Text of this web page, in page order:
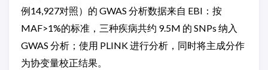
例14,927对照）的 GWAS 分析数据来自 EBI：按
MAF>1%的标准，三种疾病共约 9.5M 的 SNPs 纳入
GWAS 分析；使用 PLINK 进行分析，同时将主成分作
为协变量校正结果。